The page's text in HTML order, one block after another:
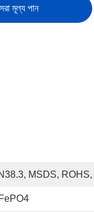
মূল্য পান
MSDS, ROHS,